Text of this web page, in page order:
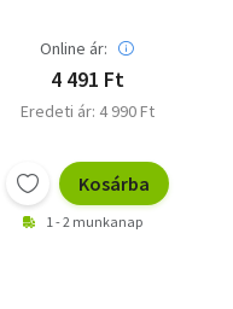
Online ár:
4 491 Ft
Eredeti ár: 4 990 Ft
Kosárba
1 - 2 munkanap